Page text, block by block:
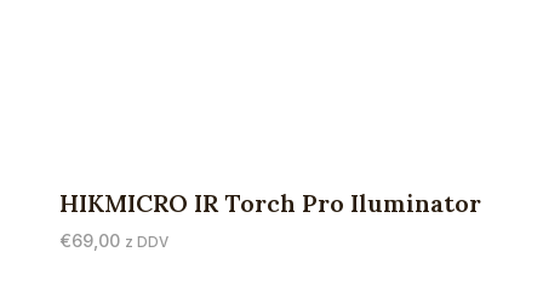
HIKMICRO IR Torch Pro Iluminator
€69,00 z DDV